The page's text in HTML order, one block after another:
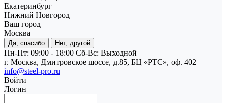
Екатеринбург
Нижний Новгород
Ваш город
Москва
Да, спасибо Нет, другой
Пн-Пт: 09:00 - 18:00 Cб-Вс: Выходной
г. Москва, Дмитровское шоссе, д.85, БЦ «РТС», оф. 402
info@steel-pro.ru
Войти
Логин